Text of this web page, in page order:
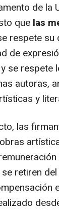
de la
que las
respete
de
se
autoras,
y
las
retiren